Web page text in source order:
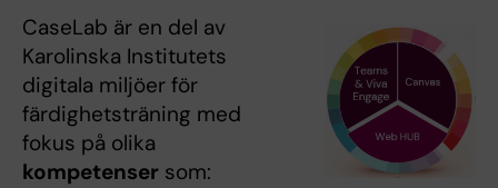
CaseLab är en del av
Karolinska Institutets
digitala miljöer för
färdighetsträning med
fokus på olika
kompetenser som: